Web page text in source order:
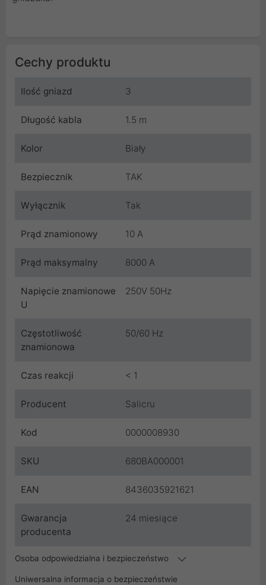
Cechy produktu
Ilość gniazd 3
Długość kabla 1.5 m
Kolor Biały
Bezpiecznik TAK
Wyłącznik Tak
Prąd znamionowy 10 A
Prąd maksymalny 8000 A
Napięcie znamionowe
U
250V 50Hz
Częstotliwość
znamionowa
50/60 Hz
Czas reakcji < 1
Producent Salicru
Kod 0000008930
SKU 680BA000001
EAN 8436035921621
Gwarancja
producenta
24 miesiące
Osoba odpowiedzialna i bezpieczeństwo
Uniwersalna informacja o bezpieczeństwie